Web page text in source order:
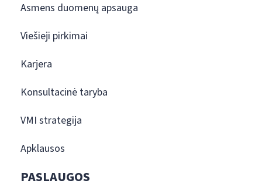
Asmens duomenų apsauga
Viešieji pirkimai
Karjera
Konsultacinė taryba
VMI strategija
Apklausos
PASLAUGOS